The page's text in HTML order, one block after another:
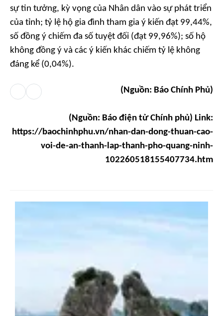
sự tin tưởng, kỳ vọng của Nhân dân vào sự phát triển
của tỉnh; tỷ lệ hộ gia đình tham gia ý kiến đạt 99,44%,
số đồng ý chiếm đa số tuyệt đối (đạt 99,96%); số hộ
không đồng ý và các ý kiến khác chiếm tỷ lệ không
đáng kể (0,04%).
(Nguồn: Báo Chính Phủ)
(Nguồn: Báo điện tử Chính phủ) Link:
https://baochinhphu.vn/nhan-dan-dong-thuan-cao-
voi-de-an-thanh-lap-thanh-pho-quang-ninh-
102260518155407734.htm